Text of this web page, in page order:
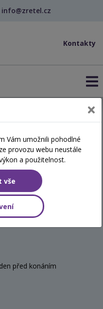
info@zretel.cz
Kontakty
výchovy
skupině
před konáním
Vám umožnili pohodlné
provozu webu neustále
a použitelnost.
vše